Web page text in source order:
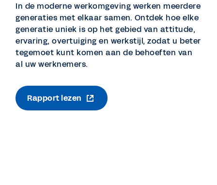
In de moderne werkomgeving werken meerdere
generaties met elkaar samen. Ontdek hoe elke
generatie uniek is op het gebied van attitude,
ervaring, overtuiging en werkstijl, zodat u beter
tegemoet kunt komen aan de behoeften van
al uw werknemers.
Rapport lezen